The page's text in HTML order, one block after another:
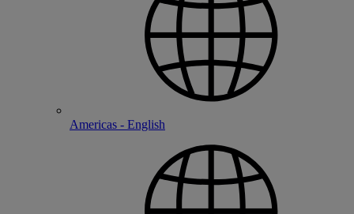
Americas - English